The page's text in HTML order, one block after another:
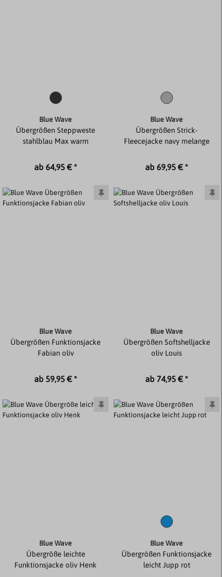
Blue Wave
Übergrößen Steppweste
stahlblau Max warm
ab 64,95 € *
Blue Wave
Übergrößen Strick-
Fleecejacke navy melange
ab 69,95 € *
Blue Wave
Übergrößen Funktionsjacke
Fabian oliv
ab 59,95 € *
Blue Wave
Übergrößen Softshelljacke
oliv Louis
ab 74,95 € *
Blue Wave
Übergröße leichte
Funktionsjacke oliv Henk
Blue Wave
Übergrößen Funktionsjacke
leicht Jupp rot